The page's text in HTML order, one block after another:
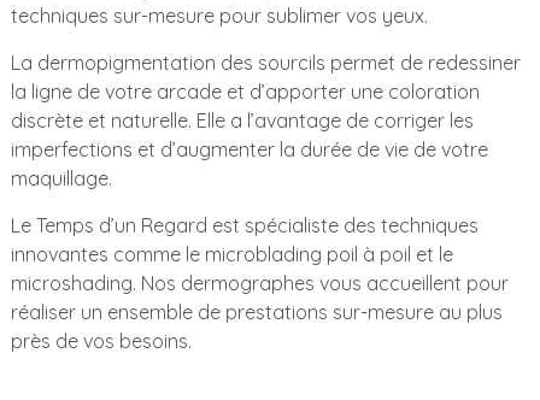
techniques sur-mesure pour sublimer vos yeux.
La dermopigmentation des sourcils permet de redessiner
la ligne de votre arcade et d’apporter une coloration
discrète et naturelle. Elle a l’avantage de corriger les
imperfections et d’augmenter la durée de vie de votre
maquillage.
Le Temps d’un Regard est spécialiste des techniques
innovantes comme le microblading poil à poil et le
microshading. Nos dermographes vous accueillent pour
réaliser un ensemble de prestations sur-mesure au plus
près de vos besoins.